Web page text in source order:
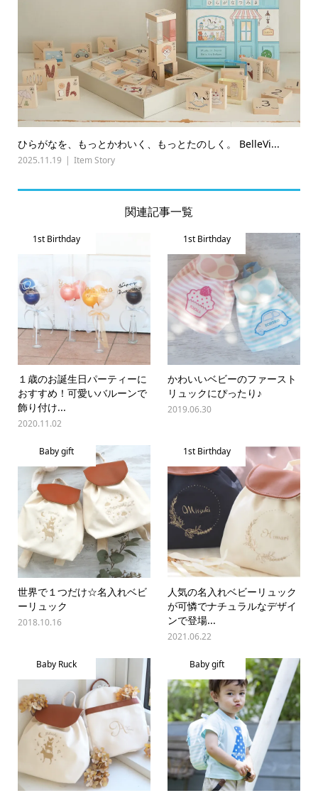
ひらがなを、もっとかわいく、もっとたのしく。 BelleVi...
2025.11.19 Item Story
関連記事一覧
1st Birthday
１歳のお誕生日パーティーに
おすすめ！可愛いバルーンで
飾り付け...
2020.11.02
1st Birthday
かわいいベビーのファースト
リュックにぴったり♪
2019.06.30
Baby gift
世界で１つだけ☆名入れベビ
ーリュック
2018.10.16
1st Birthday
人気の名入れベビーリュック
が可憐でナチュラルなデザイ
ンで登場...
2021.06.22
Baby Ruck Baby gift